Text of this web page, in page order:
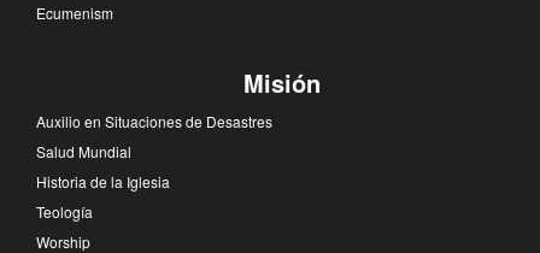
Ecumenism
Misión
Auxilio en Situaciones de Desastres
Salud Mundial
Historia de la Iglesia
Teología
Worship